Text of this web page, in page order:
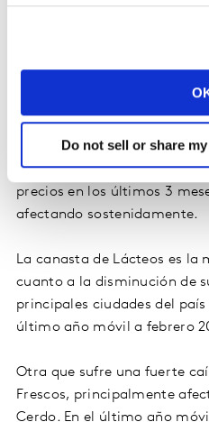
Do not sell or share
grado de consumo en los
Una de las más afectadas
la que se observa una
volumen como en su
meses. La categoría ha
precios en los últimos 3
afectando sostenidamente.
La canasta de Lácteos es la
cuanto a la disminución de
principales ciudades del país
último año móvil a febrero
Otra que sufre una fuerte
Frescos, principalmente
Cerdo. En el último año